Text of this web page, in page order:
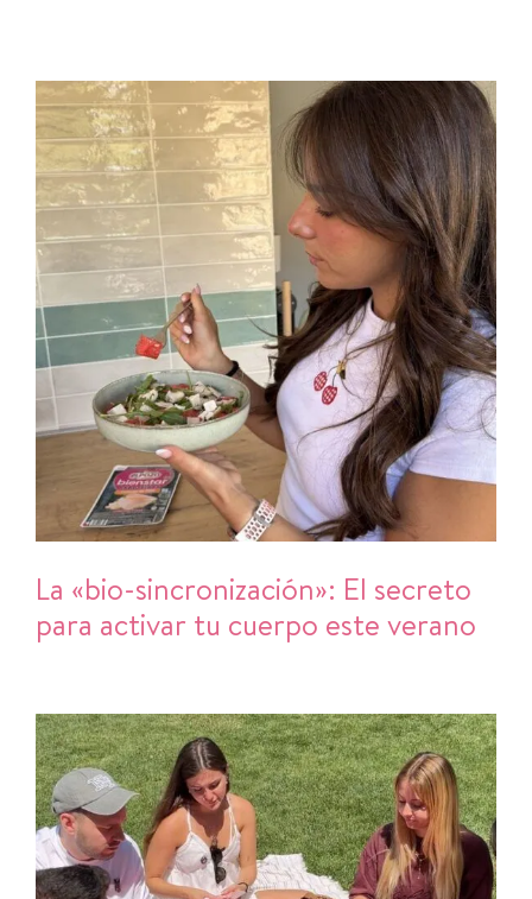
La «bio-sincronización»: El secreto
para activar tu cuerpo este verano